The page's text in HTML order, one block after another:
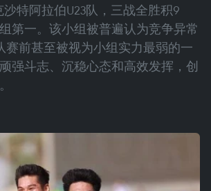
沙特阿拉伯U23队，三战全胜积9
第一。该小组被普遍认为竞争异常
赛前甚至被视为小组实力最弱的一
强斗志、沉稳心态和高效发挥，创